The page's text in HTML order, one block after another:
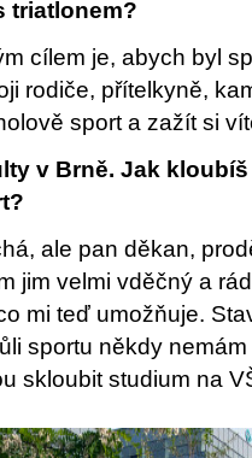
triatlonem?
cílem je, abych byl
rodiče, přítelkyně,
sport a zažít si
v Brně. Jak
ale pan děkan,
jim velmi vděčný a
mi teď umožňuje.
sportu někdy
skloubit studium na